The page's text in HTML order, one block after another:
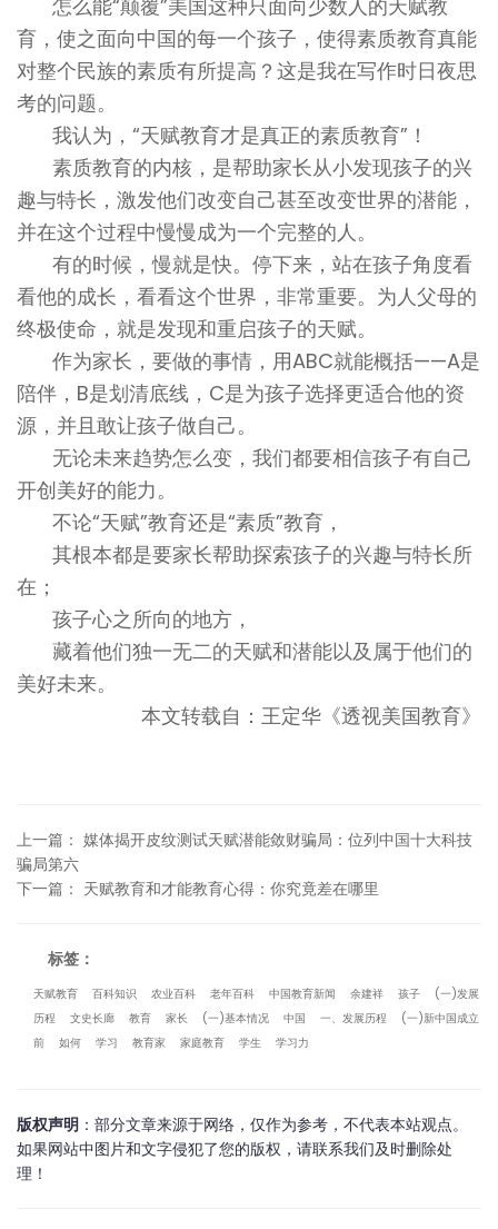
怎么能“颠覆”美国这种只面向少数人的天赋教
育，使之面向中国的每一个孩子，使得素质教育真能
对整个民族的素质有所提高？这是我在写作时日夜思
考的问题。
我认为，“天赋教育才是真正的素质教育”！
素质教育的内核，是帮助家长从小发现孩子的兴
趣与特长，激发他们改变自己甚至改变世界的潜能，
并在这个过程中慢慢成为一个完整的人。
有的时候，慢就是快。停下来，站在孩子角度看
看他的成长，看看这个世界，非常重要。为人父母的
终极使命，就是发现和重启孩子的天赋。
作为家长，要做的事情，用ABC就能概括——A是
陪伴，B是划清底线，C是为孩子选择更适合他的资
源，并且敢让孩子做自己。
无论未来趋势怎么变，我们都要相信孩子有自己
开创美好的能力。
不论“天赋”教育还是“素质”教育，
其根本都是要家长帮助探索孩子的兴趣与特长所
在；
孩子心之所向的地方，
藏着他们独一无二的天赋和潜能以及属于他们的
美好未来。
本文转载自：王定华《透视美国教育》
上一篇 ： 媒体揭开皮纹测试天赋潜能敛财骗局：位列中国十大科技
骗局第六
下一篇 ： 天赋教育和才能教育心得：你究竟差在哪里
标签：
天赋教育 百科知识 农业百科 老年百科 中国教育新闻 余建祥 孩子
(一)发展
历程
文史长廊 教育 家长 (一)基本情况 中国 一、发展历程
(一)新中国成立
前
如何 学习 教育家 家庭教育 学生 学习力
版权声明 ：部分文章来源于网络，仅作为参考，不代表本站观点。
如果网站中图片和文字侵犯了您的版权，请联系我们及时删除处
理！